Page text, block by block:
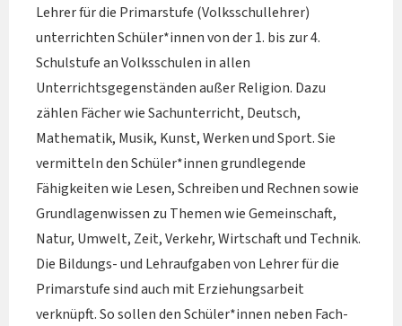
Lehrer für die Primarstufe (Volksschullehrer)
unterrichten Schüler*innen von der 1. bis zur 4.
Schulstufe an Volksschulen in allen
Unterrichtsgegenständen außer Religion. Dazu
zählen Fächer wie Sachunterricht, Deutsch,
Mathematik, Musik, Kunst, Werken und Sport. Sie
vermitteln den Schüler*innen grundlegende
Fähigkeiten wie Lesen, Schreiben und Rechnen sowie
Grundlagenwissen zu Themen wie Gemeinschaft,
Natur, Umwelt, Zeit, Verkehr, Wirtschaft und Technik.
Die Bildungs- und Lehraufgaben von Lehrer für die
Primarstufe sind auch mit Erziehungsarbeit
verknüpft. So sollen den Schüler*innen neben Fach-